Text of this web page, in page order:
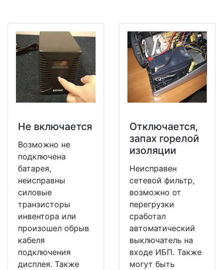
Не включается
Возможно не
подключена
батарея,
неисправны
силовые
транзисторы
инвентора или
произошел обрыв
кабеля
подключения
дисплея. Также
Отключается,
запах горелой
изоляции
Неисправен
сетевой фильтр,
возможно от
перегрузки
сработал
автоматический
выключатель на
входе ИБП. Также
могут быть